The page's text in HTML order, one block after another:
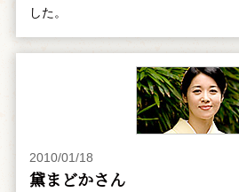
した。
2010/01/18
黛まどかさん